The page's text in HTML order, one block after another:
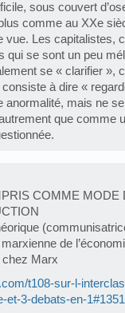
sous couvert
comme au XXe
vue. Les capitalistes,
qui se sont un peu
se « clarifier »,
à dire «
anormalité, mais ne
que comme
COMME
de
chez Marx
t108-sur-l-
et-3-debats-en-1#1351